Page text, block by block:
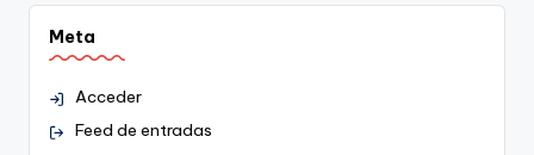
Meta
Acceder
Feed de entradas